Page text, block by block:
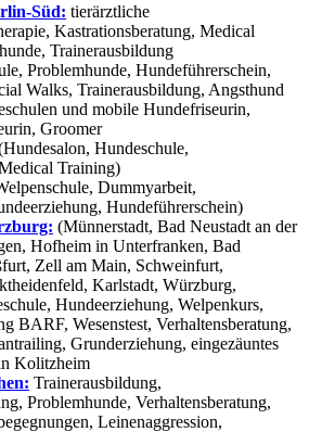
Süd: tierärztliche
Kastrationsberatung, Medical
Trainerausbildung
Problemhunde, Hundeführerschein,
Walks, Trainerausbildung, Angsthund
und mobile Hundefriseurin,
Groomer
Hundeschule,
Training)
Dummyarbeit,
Hundeführerschein)
(Münnerstadt, Bad Neustadt an der
Hofheim in Unterfranken, Bad
Zell am Main, Schweinfurt,
Karlstadt, Würzburg,
Hundeerziehung, Welpenkurs,
BARF, Wesenstest, Verhaltensberatung,
Grunderziehung, eingezäuntes
Kolitzheim
Trainerausbildung,
Problemhunde, Verhaltensberatung,
Leinenaggression,